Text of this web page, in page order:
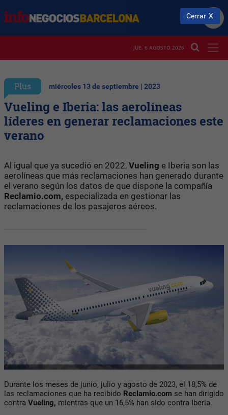
JUE. 6 AGOSTO 2026
Plus miércoles 13 de septiembre | 2023
Vueling e Iberia: las aerolíneas
líderes en generar reclamaciones este
verano
Al igual que ya sucedió en 2022, Vueling e Iberia son las
aerolíneas que más reclamaciones han generado durante
el verano según los datos de que dispone la compañía
Reclamio.com, especializada en gestionar las
reclamaciones de los pasajeros aéreos.
Durante los meses de junio, julio y agosto de 2023, el 18,5% de
las reclamaciones que ha recibido Reclamio.com se han dirigido
contra Vueling, mientras que un 16,5% han sido contra Iberia.
Cerrar